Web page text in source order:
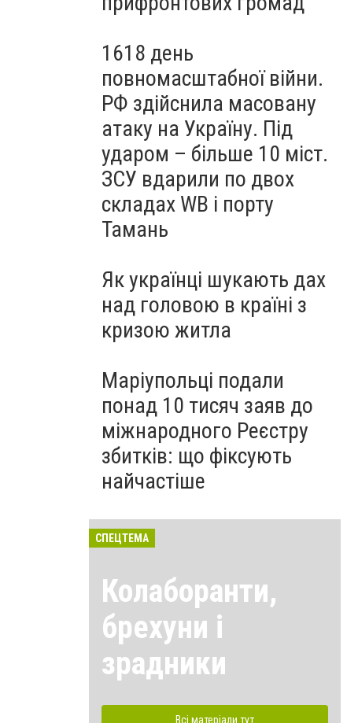
1618 день
повномасштабної війни.
РФ здійснила масовану
атаку на Україну. Під
ударом – більше 10 міст.
ЗСУ вдарили по двох
складах WB і порту
Тамань
Як українці шукають дах
над головою в країні з
кризою житла
Маріупольці подали
понад 10 тисяч заяв до
міжнародного Реєстру
збитків: що фіксують
найчастіше
СПЕЦТЕМА
Колаборанти,
брехуни і
зрадники
Всі матеріали тут